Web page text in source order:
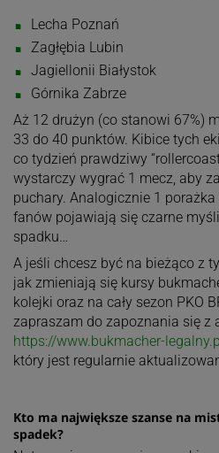
Lecha Poznań
Zagłębia Lubin
Jagiellonii Białystok
Górnika Zabrze
Aż 12 drużyn (co stanowi 67%)
33 do 40 punktów. Kibice tych
co tydzień prawdziwy
wystarczy wygrać 1 mecz, aby
puchary. Analogicznie 1 porażka
fanów pojawiają się czarne
spadku…
A jeśli chcesz być na bieżąco z
jak zmieniają się kursy
kolejki oraz na cały sezon PKO
zapraszam do zapoznania się z
https://www.bukmacher-
który jest regularnie
Kto ma największe szanse na
spadek?